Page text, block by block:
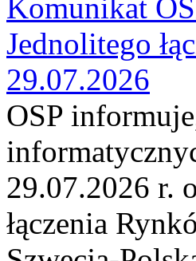
Komunikat
Jednolitego
29.07.2026
OSP
29.07.2026 r.
łączenia